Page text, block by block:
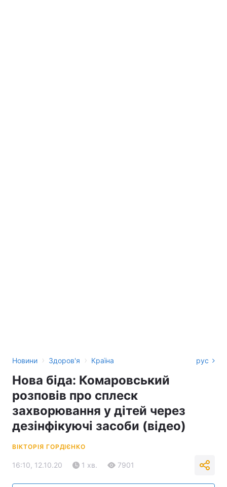
Новини › Здоров'я › Країна рус
Нова біда: Комаровський
розповів про сплеск
захворювання у дітей через
дезінфікуючі засоби (відео)
ВІКТОРІЯ ГОРДІЄНКО
16:10, 12.10.20 1 хв. 7901